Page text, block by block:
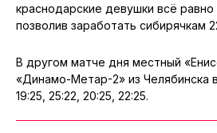
краснодарские девушки всё равно
позволив заработать сибирячкам
В другом матче дня местный
«Динамо-Метар-2» из Челябинска
19:25, 25:22, 20:25, 22:25.